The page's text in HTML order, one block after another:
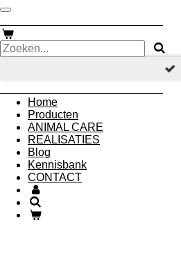
Ga
direct
naar
de
Home
Producten
ANIMAL CARE
REALISATIES
Blog
Kennisbank
CONTACT